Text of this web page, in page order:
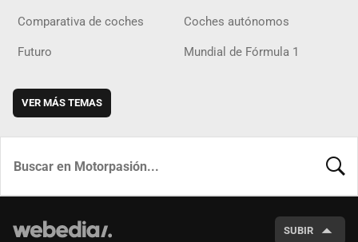
Comparativa de coches Coches autónomos
Futuro Mundial de Fórmula 1
VER MÁS TEMAS
SUBIR